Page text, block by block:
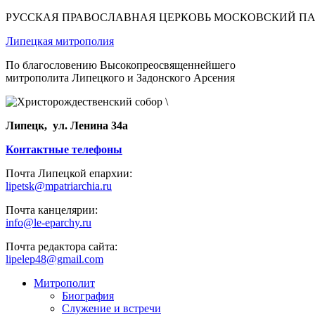
РУССКАЯ ПРАВОСЛАВНАЯ ЦЕРКОВЬ МОСКОВСКИЙ
Липецкая митрополия
По благословению Высокопреосвященнейшего
митрополита Липецкого и Задонского Арсения
Липецк, ул. Ленина 34а
Контактные телефоны
Почта Липецкой епархии:
lipetsk@mpatriarchia.ru
Почта канцелярии:
info@le-eparchy.ru
Почта редактора сайта:
lipelep48@gmail.com
Митрополит
Биография
Служение и встречи